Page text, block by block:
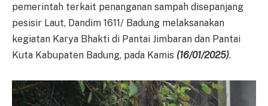
pemerintah terkait penanganan sampah disepanjang
pesisir Laut, Dandim 1611/ Badung melaksanakan
kegiatan Karya Bhakti di Pantai Jimbaran dan Pantai
Kuta Kabupaten Badung, pada Kamis (16/01/2025).